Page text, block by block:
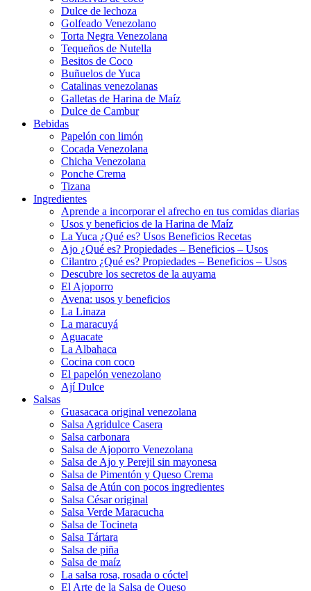
Dulce de lechoza
Golfeado Venezolano
Torta Negra Venezolana
Tequeños de Nutella
Besitos de Coco
Buñuelos de Yuca
Catalinas venezolanas
Galletas de Harina de Maíz
Dulce de Cambur
Bebidas
Papelón con limón
Cocada Venezolana
Chicha Venezolana
Ponche Crema
Tizana
Ingredientes
Aprende a incorporar el afrecho en tus comidas diarias
Usos y beneficios de la Harina de Maíz
La Yuca ¿Qué es? Usos Beneficios Recetas
Ajo ¿Qué es? Propiedades – Beneficios – Usos
Cilantro ¿Qué es? Propiedades – Beneficios – Usos
Descubre los secretos de la auyama
El Ajoporro
Avena: usos y beneficios
La Linaza
La maracuyá
Aguacate
La Albahaca
Cocina con coco
El papelón venezolano
Ají Dulce
Salsas
Guasacaca original venezolana
Salsa Agridulce Casera
Salsa carbonara
Salsa de Ajoporro Venezolana
Salsa de Ajo y Perejil sin mayonesa
Salsa de Pimentón y Queso Crema
Salsa de Atún con pocos ingredientes
Salsa César original
Salsa Verde Maracucha
Salsa de Tocineta
Salsa Tártara
Salsa de piña
Salsa de maíz
La salsa rosa, rosada o cóctel
El Arte de la Salsa de Queso